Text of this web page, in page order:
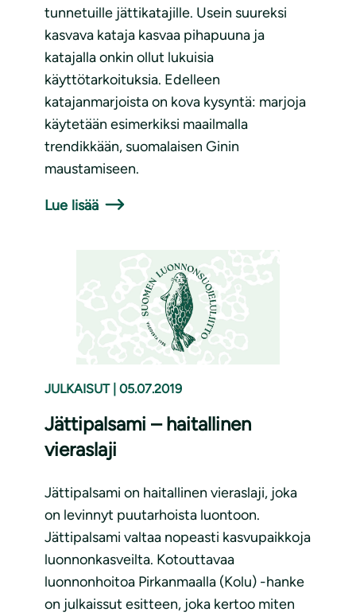
tunnetuille jättikatajille. Usein suureksi
kasvava kataja kasvaa pihapuuna ja
katajalla onkin ollut lukuisia
käyttötarkoituksia. Edelleen
katajanmarjoista on kova kysyntä: marjoja
käytetään esimerkiksi maailmalla
trendikkään, suomalaisen Ginin
maustamiseen.
Lue lisää
JULKAISUT 05.07.2019
Jättipalsami – haitallinen
vieraslaji
Jättipalsami on haitallinen vieraslaji, joka
on levinnyt puutarhoista luontoon.
Jättipalsami valtaa nopeasti kasvupaikkoja
luonnonkasveilta. Kotouttavaa
luonnonhoitoa Pirkanmaalla (Kolu) -hanke
on julkaissut esitteen, joka kertoo miten